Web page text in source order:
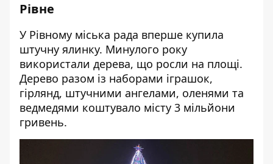
Рівне
У Рівному міська рада вперше купила
штучну ялинку. Минулого року
використали дерева, що росли на площі.
Дерево разом із наборами іграшок,
гірлянд, штучними ангелами, оленями та
ведмедями коштувало місту 3 мільйони
гривень.